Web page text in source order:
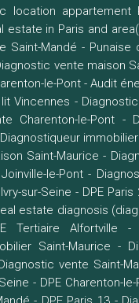
location appartement
estate in Paris and
Saint-Mandé - Punaise
vente maison
le-Pont-Audit
Vincennes -
Charenton-le-Pont -
Diagnostiqueur immobilier
Saint-Maurice -
le-Pont-
sur-Seine - DPE Paris
estate diagnosis
Tertiaire Alfortville -
Saint-Maurice -
vente Saint-
- DPE Charenton-